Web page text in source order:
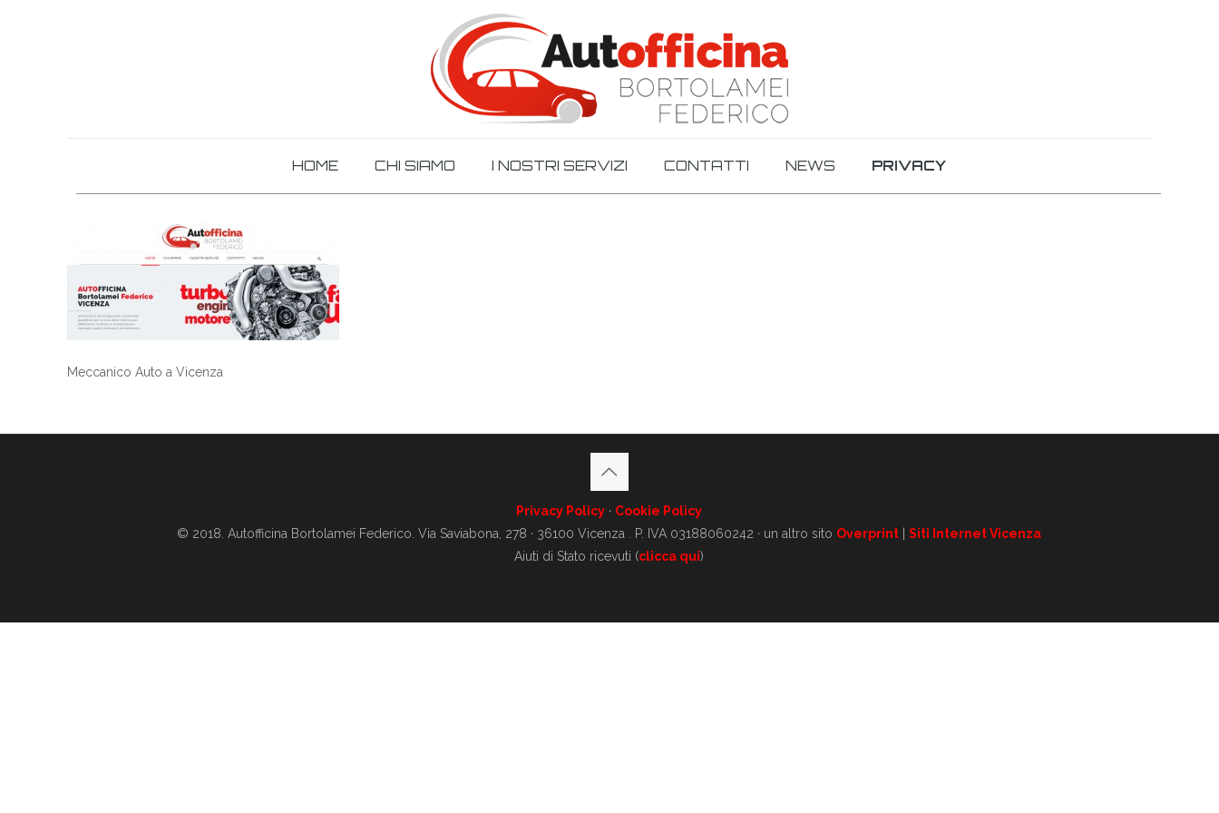
HOME CHI SIAMO I NOSTRI SERVIZI CONTATTI NEWS PRIVACY
Meccanico Auto a Vicenza
Privacy Policy · Cookie Policy
© 2018. Autofficina Bortolamei Federico. Via Saviabona, 278 · 36100 Vicenza . P. IVA 03188060242 · un altro sito Overprint |Siti Internet Vicenza
Aiuti di Stato ricevuti (clicca qui)